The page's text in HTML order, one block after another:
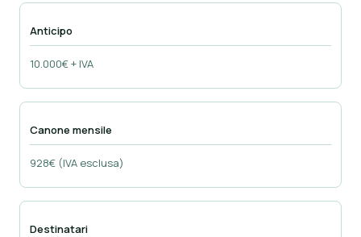
Anticipo
10.000€ + IVA
Canone mensile
928€ (IVA esclusa)
Destinatari